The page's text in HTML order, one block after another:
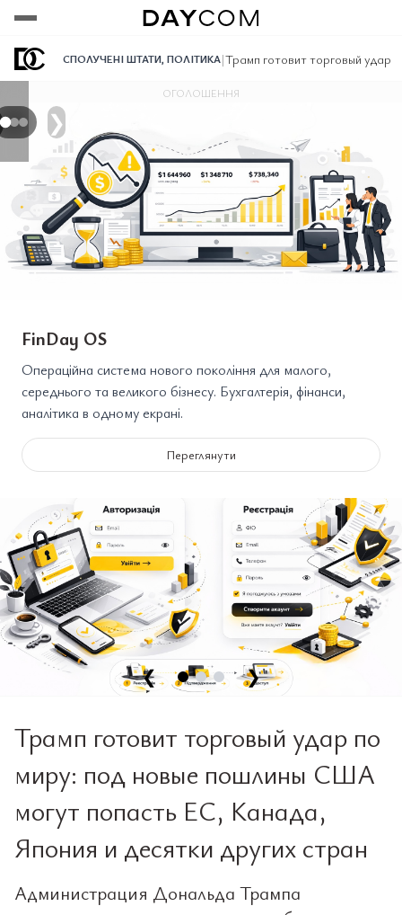
СПОЛУЧЕНІ ШТАТИ, ПОЛІТИКА|Трамп готовит торговый удар
❯
ОГОЛОШЕННЯ
FinDay OS
Операційна система нового покоління для малого,
середнього та великого бізнесу. Бухгалтерія, фінанси,
аналітика в одному екрані.
Переглянути
❮ ❯
Трамп готовит торговый удар по
миру: под новые пошлины США
могут попасть ЕС, Канада,
Япония и десятки других стран
Администрация Дональда Трампа